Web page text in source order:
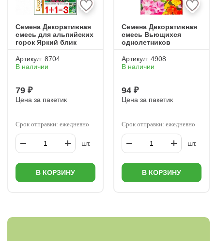
Семена Декоративная
смесь для альпийских
горок Яркий блик
Артикул: 8704
В наличии
79 ₽
Цена за пакетик
Срок отправки: ежедневно
шт.
В КОРЗИНУ
Семена Декоративная
смесь Вьющихся
однолетников
Артикул: 4908
В наличии
94 ₽
Цена за пакетик
Срок отправки: ежедневно
шт.
В КОРЗИНУ